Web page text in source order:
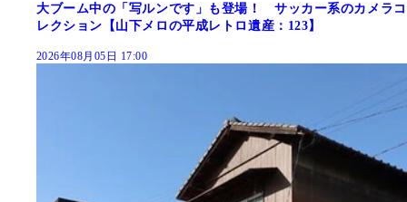
大ブーム中の「写ルンです」も登場！ サッカー系のカメラコ
レクション【山下メロの平成レトロ遺産：123】
2026年08月05日 17:00